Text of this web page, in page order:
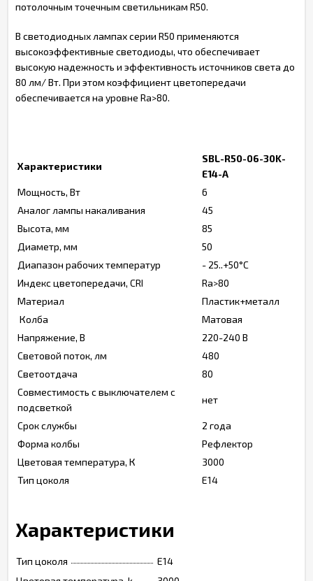
потолочным точечным светильникам R50.
В светодиодных лампах серии R50 применяются
высокоэффективные светодиоды, что обеспечивает
высокую надежность и эффективность источников света до
80 лм/ Вт. При этом коэффициент цветопередачи
обеспечивается на уровне Ra>80.
Характеристики
SBL-R50-06-30K-
E14-A
Мощность, Вт
6
Аналог лампы накаливания
45
Высота, мм
85
Диаметр, мм
50
Диапазон рабочих температур
- 25..+50°C
Индекс цветопередачи, CRI
Ra>80
Материал
Пластик+металл
Колба
Матовая
Напряжение, В
220-240 В
Световой поток, лм
480
Светоотдача
80
Совместимость с выключателем с
подсветкой
нет
Срок службы
2 года
Форма колбы
Рефлектор
Цветовая температура, К
3000
Тип цоколя
Е14
Характеристики
Тип цоколя
Е14